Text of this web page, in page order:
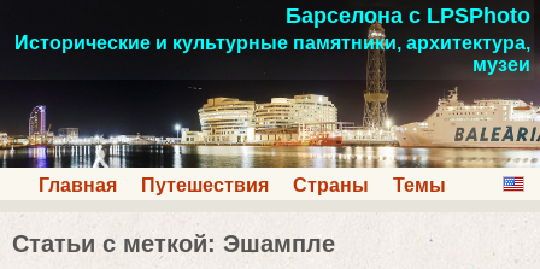
Барселона с LPSPhoto
Исторические и культурные памятники, архитектура,
музеи
Главная Путешествия Страны Темы
Статьи с меткой: Эшампле